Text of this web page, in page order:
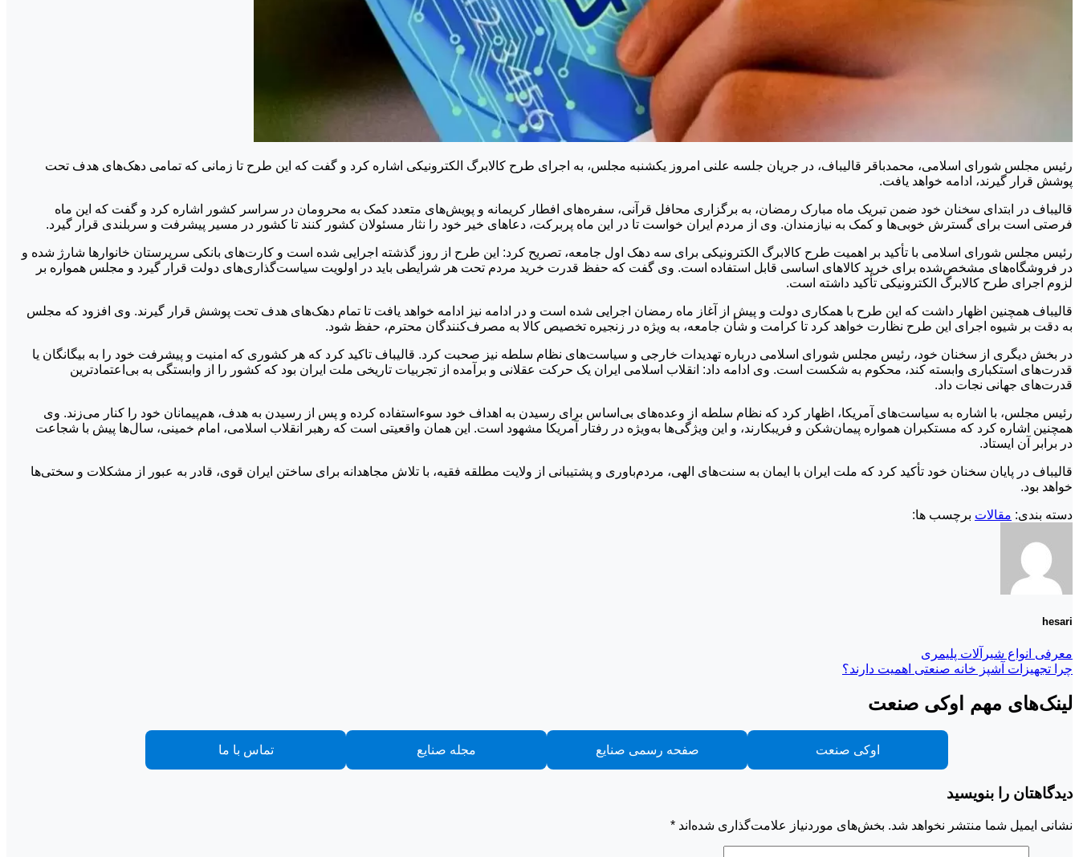
رئیس مجلس شورای اسلامی، محمدباقر قالیباف، در جریان جلسه علنی امروز یکشنبه مجلس، به اجرای طرح کالابرگ الکترونیکی اشاره کرد و گفت که این طرح تا زمانی که تمامی دهک‌های هدف تحت
پوشش قرار گیرند، ادامه خواهد یافت.
قالیباف در ابتدای سخنان خود ضمن تبریک ماه مبارک رمضان، به برگزاری محافل قرآنی، سفره‌های افطار کریمانه و پویش‌های متعدد کمک به محرومان در سراسر کشور اشاره کرد و گفت که این ماه
فرصتی است برای گسترش خوبی‌ها و کمک به نیازمندان. وی از مردم ایران خواست تا در این ماه پربرکت، دعاهای خیر خود را نثار مسئولان کشور کنند تا کشور در مسیر پیشرفت و سربلندی قرار گیرد.
رئیس مجلس شورای اسلامی با تأکید بر اهمیت طرح کالابرگ الکترونیکی برای سه دهک اول جامعه، تصریح کرد: این طرح از روز گذشته اجرایی شده است و کارت‌های بانکی سرپرستان خانوارها شارژ شده و
در فروشگاه‌های مشخص‌شده برای خرید کالاهای اساسی قابل استفاده است. وی گفت که حفظ قدرت خرید مردم تحت هر شرایطی باید در اولویت سیاست‌گذاری‌های دولت قرار گیرد و مجلس همواره بر
لزوم اجرای طرح کالابرگ الکترونیکی تأکید داشته است.
قالیباف همچنین اظهار داشت که این طرح با همکاری دولت و پیش از آغاز ماه رمضان اجرایی شده است و در ادامه نیز ادامه خواهد یافت تا تمام دهک‌های هدف تحت پوشش قرار گیرند. وی افزود که مجلس
به دقت بر شیوه اجرای این طرح نظارت خواهد کرد تا کرامت و شأن جامعه، به ویژه در زنجیره تخصیص کالا به مصرف‌کنندگان محترم، حفظ شود.
در بخش دیگری از سخنان خود، رئیس مجلس شورای اسلامی درباره تهدیدات خارجی و سیاست‌های نظام سلطه نیز صحبت کرد. قالیباف تاکید کرد که هر کشوری که امنیت و پیشرفت خود را به بیگانگان یا
قدرت‌های استکباری وابسته کند، محکوم به شکست است. وی ادامه داد: انقلاب اسلامی ایران یک حرکت عقلانی و برآمده از تجربیات تاریخی ملت ایران بود که کشور را از وابستگی به بی‌اعتمادترین
قدرت‌های جهانی نجات داد.
رئیس مجلس، با اشاره به سیاست‌های آمریکا، اظهار کرد که نظام سلطه از وعده‌های بی‌اساس برای رسیدن به اهداف خود سوءاستفاده کرده و پس از رسیدن به هدف، هم‌پیمانان خود را کنار می‌زند. وی
همچنین اشاره کرد که مستکبران همواره پیمان‌شکن و فریبکارند، و این ویژگی‌ها به‌ویژه در رفتار آمریکا مشهود است. این همان واقعیتی است که رهبر انقلاب اسلامی، امام خمینی، سال‌ها پیش با شجاعت
در برابر آن ایستاد.
قالیباف در پایان سخنان خود تأکید کرد که ملت ایران با ایمان به سنت‌های الهی، مردم‌باوری و پشتیبانی از ولایت مطلقه فقیه، با تلاش مجاهدانه برای ساختن ایران قوی، قادر به عبور از مشکلات و سختی‌ها
خواهد بود.
دسته بندی: مقالات برچسب ها:
hesari
معرفی انواع شیرآلات پلیمری
چرا تجهیزات آشپز خانه صنعتی اهمیت دارند؟
لینک‌های مهم اوکی صنعت
اوکی صنعت صفحه رسمی صنایع مجله صنایع تماس با ما
دیدگاهتان را بنویسید
نشانی ایمیل شما منتشر نخواهد شد. بخش‌های موردنیاز علامت‌گذاری شده‌اند *